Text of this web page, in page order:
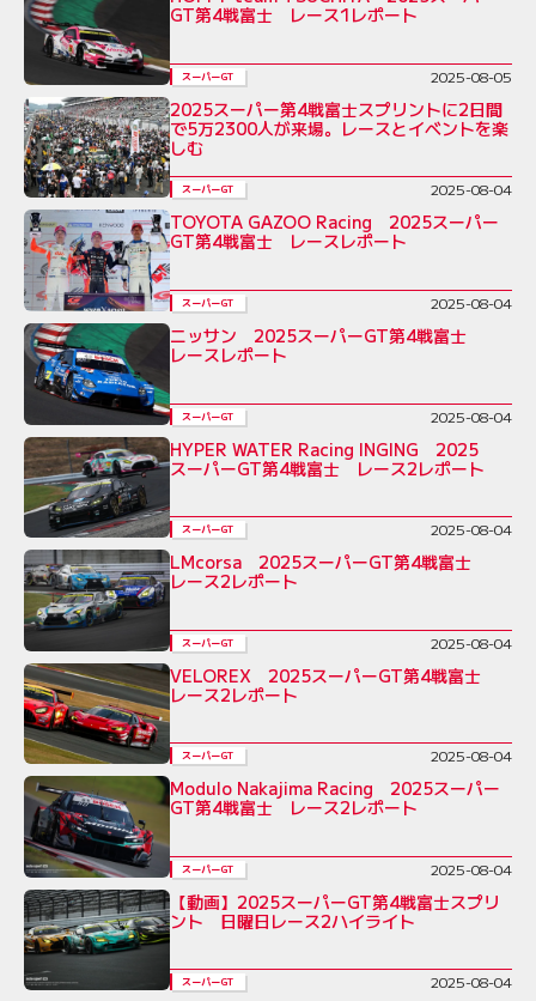
GT第4戦富士 レース1レポート
スーパーGT 2025-08-05
2025スーパー第4戦富士スプリントに2日間
で5万2300人が来場。レースとイベントを楽
しむ
スーパーGT 2025-08-04
TOYOTA GAZOO Racing 2025スーパー
GT第4戦富士 レースレポート
スーパーGT 2025-08-04
ニッサン 2025スーパーGT第4戦富士
レースレポート
スーパーGT 2025-08-04
HYPER WATER Racing INGING 2025
スーパーGT第4戦富士 レース2レポート
スーパーGT 2025-08-04
LMcorsa 2025スーパーGT第4戦富士
レース2レポート
スーパーGT 2025-08-04
VELOREX 2025スーパーGT第4戦富士
レース2レポート
スーパーGT 2025-08-04
Modulo Nakajima Racing 2025スーパー
GT第4戦富士 レース2レポート
スーパーGT 2025-08-04
【動画】2025スーパーGT第4戦富士スプリ
ント 日曜日レース2ハイライト
スーパーGT 2025-08-04